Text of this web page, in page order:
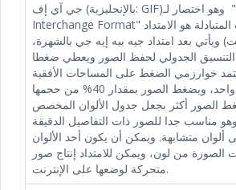
جي آي إف (بالإنجليزية: GIF)‏ وهو اختصار لـ "Graphics
Interchange Format" أو نسق الرسومات المتبادلة هو الامتداد
ويأتي بعد امتداد جيه بيه إيه جي بالشهرة،
التنسيق الجدولي لحفظ الصور ويعطي ضغطا
خوارزمي الضغط على المساحات الأفقية
التي تتميز بلون واحد، ويضغط الصور بمقدار 40% من حجمها
الصور أكثر بجعل جدول الألوان المخصص
وهو مناسب جدا للصور ذات التفاصيل الدقيقة
ألوان متشابهة. ويمكن أن يكون أحد الألوان
الصورة من لون، ويمكن للامتداد إنتاج صور
متحركة لوضعها على الإنترنت.